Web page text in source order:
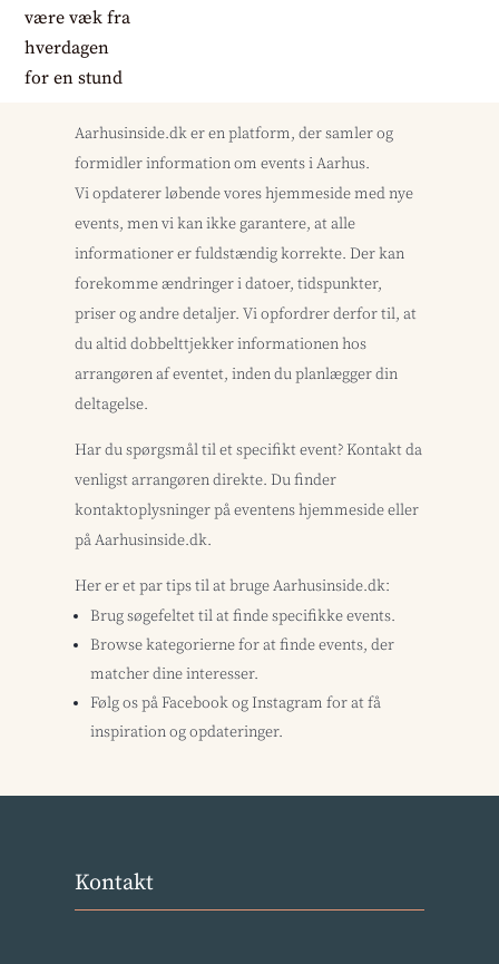
Aarhusinside.dk er en platform, der samler og
formidler information om events i Aarhus.
Vi opdaterer løbende vores hjemmeside med nye
events, men vi kan ikke garantere, at alle
informationer er fuldstændig korrekte. Der kan
forekomme ændringer i datoer, tidspunkter,
priser og andre detaljer. Vi opfordrer derfor til, at
du altid dobbelttjekker informationen hos
arrangøren af eventet, inden du planlægger din
deltagelse.
Har du spørgsmål til et specifikt event? Kontakt da
venligst arrangøren direkte. Du finder
kontaktoplysninger på eventens hjemmeside eller
på Aarhusinside.dk.
Her er et par tips til at bruge Aarhusinside.dk:
Brug søgefeltet til at finde specifikke events.
Browse kategorierne for at finde events, der
matcher dine interesser.
Følg os på Facebook og Instagram for at få
inspiration og opdateringer.
Kontakt